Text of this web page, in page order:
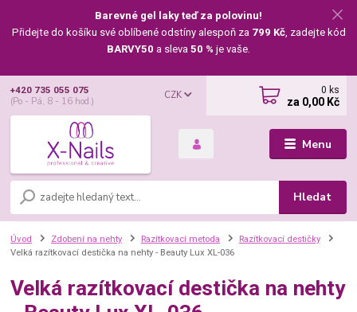
Barevné gel laky teď za polovinu!
Přidejte do košíku své oblíbené odstíny alespoň za 799 Kč, zadejte kód
BARVY50 a sleva 50 % je vaše.
Menu
CZK
Hledat
+420 735 055 075
(Po - Pá, 8 - 16 hod.)
0 ks
za 0,00 Kč
Úvod Zdobení na nehty Razítkovací metoda
Razítkovací destičky
Velká razítkovací destička na nehty - Beauty Lux XL-036
Velká razítkovací destička na nehty